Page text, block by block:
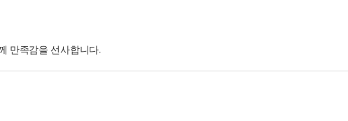
만족감을 선사합니다.